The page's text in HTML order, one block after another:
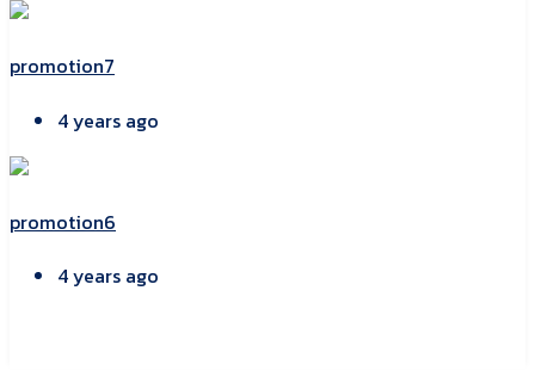
promotion7
4 years ago
promotion6
4 years ago